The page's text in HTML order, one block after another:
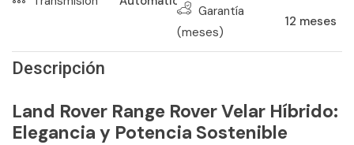
Garantía
(meses)
12 meses
Descripción
Land Rover Range Rover Velar Híbrido:
Elegancia y Potencia Sostenible